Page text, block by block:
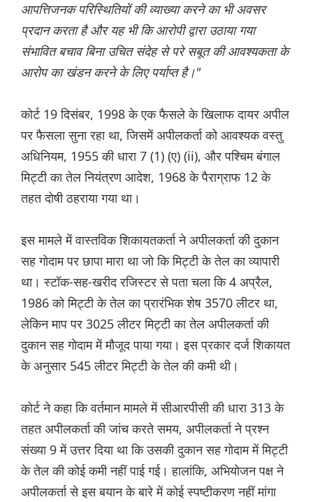
आपत्तिजनक परिस्थितियों की व्याख्या करने का भी अवसर
प्रदान करता है और यह भी कि आरोपी द्वारा उठाया गया
संभावित बचाव बिना उचित संदेह से परे सबूत की आवश्यकता के
आरोप का खंडन करने के लिए पर्याप्त है।"
कोर्ट 19 दिसंबर, 1998 के एक फैसले के खिलाफ दायर अपील
पर फैसला सुना रहा था, जिसमें अपीलकर्ता को आवश्यक वस्तु
अधिनियम, 1955 की धारा 7 (1) (ए) (ii), और पश्चिम बंगाल
मिट्टी का तेल नियंत्रण आदेश, 1968 के पैराग्राफ 12 के
तहत दोषी ठहराया गया था।
इस मामले में वास्तविक शिकायतकर्ता ने अपीलकर्ता की दुकान
सह गोदाम पर छापा मारा था जो कि मिट्टी के तेल का व्यापारी
था। स्टॉक-सह-खरीद रजिस्टर से पता चला कि 4 अप्रैल,
1986 को मिट्टी के तेल का प्रारंभिक शेष 3570 लीटर था,
लेकिन माप पर 3025 लीटर मिट्टी का तेल अपीलकर्ता की
दुकान सह गोदाम में मौजूद पाया गया। इस प्रकार दर्ज शिकायत
के अनुसार 545 लीटर मिट्टी के तेल की कमी थी।
कोर्ट ने कहा कि वर्तमान मामले में सीआरपीसी की धारा 313 के
तहत अपीलकर्ता की जांच करते समय, अपीलकर्ता ने प्रश्न
संख्या 9 में उत्तर दिया था कि उसकी दुकान सह गोदाम में मिट्टी
के तेल की कोई कमी नहीं पाई गई। हालांकि, अभियोजन पक्ष ने
अपीलकर्ता से इस बयान के बारे में कोई स्पष्टीकरण नहीं मांगा